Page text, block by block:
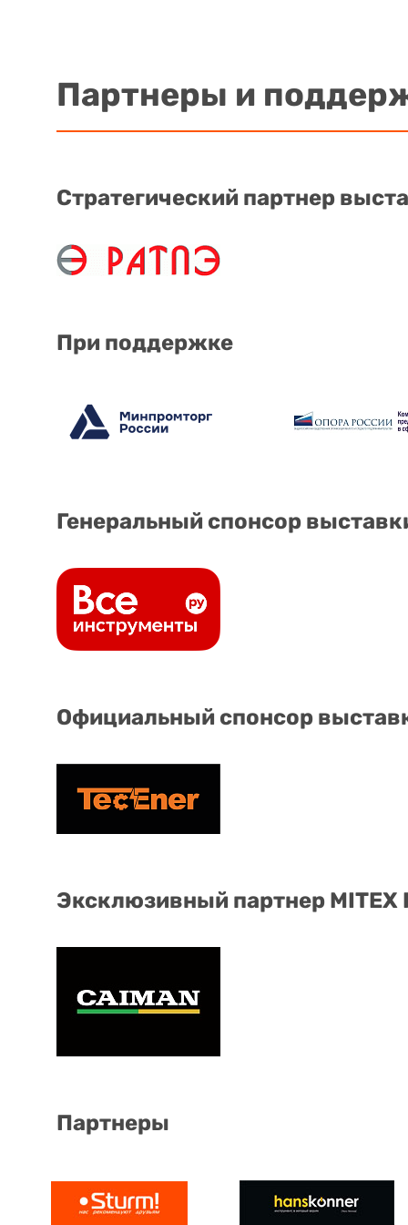
Партнеры и
Стратегический партнер
При поддержке
Генеральный спонсор
Официальный спонсор
Эксклюзивный партнер
Партнеры